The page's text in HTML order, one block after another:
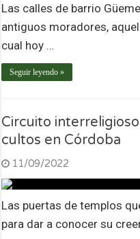
Las calles de barrio
antiguos moradores,
cual hoy …
Seguir leyendo »
Circuito
cultos en Córdoba
11/09/2022
Las puertas de templos
para dar a conocer su